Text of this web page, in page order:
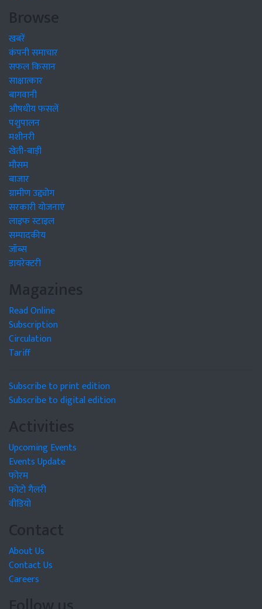
Browse
खबरें
कंपनी समाचार
सफल किसान
साक्षात्कार
बागवानी
औषधीय फसलें
पशुपालन
मशीनरी
खेती-बाड़ी
मौसम
बाजार
ग्रामीण उद्द्योग
सरकारी योजनाएं
लाइफ स्टाइल
सम्पादकीय
जॉब्स
डायरेक्टरी
Magazines
Read Online
Subscription
Circulation
Tariff
Subscribe to print edition
Subscribe to digital edition
Activities
Upcoming Events
Events Update
फोरम
फोटो गैलरी
वीडियो
Contact
About Us
Contact Us
Careers